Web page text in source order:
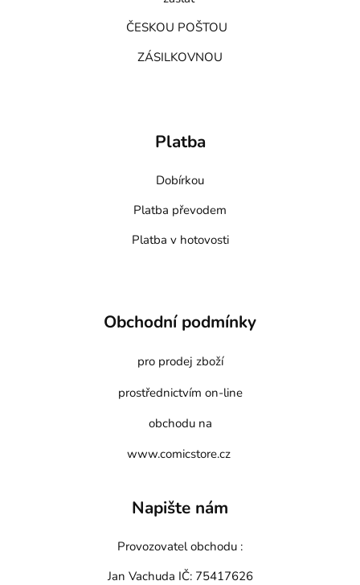
ČESKOU POŠTOU
ZÁSILKOVNOU
Platba
Dobírkou
Platba převodem
Platba v hotovosti
Obchodní podmínky
pro prodej zboží
prostřednictvím on-line
obchodu na
www.comicstore.cz
Napište nám
Provozovatel obchodu :
Jan Vachuda IČ: 75417626